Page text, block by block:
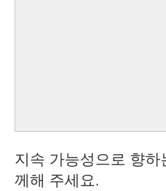
지속 가능성으로 향
께해 주세요.